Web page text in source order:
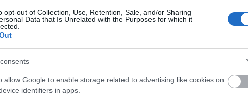
opt-out of Collection, Use, Retention, Sale, and/or Sharing
Data that Is Unrelated with the Purposes for which it
allow Google to enable storage related to advertising like cookies on
identifiers in apps.
minősülnek, értük a
HIRDETÉS